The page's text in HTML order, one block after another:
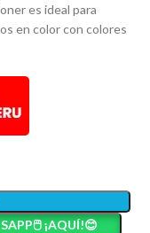
es ideal para
en color con colores
¡AQUÍ!😊